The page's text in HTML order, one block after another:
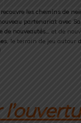
les chemins de
partenariat avec
de nouveautés… et de
, le terrain de jeu autour